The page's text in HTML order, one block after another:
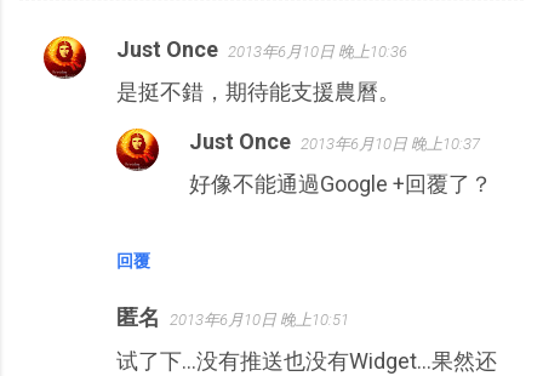
留
Just Once 2013年6月10日 晚上10:36
是挺不錯，期待能支援農曆。
回覆
Just Once 2013年6月10日 晚上10:37
好像不能通過Google +回覆了？
匿名 2013年6月10日 晚上10:51
试了下...没有推送也没有Widget...果然还